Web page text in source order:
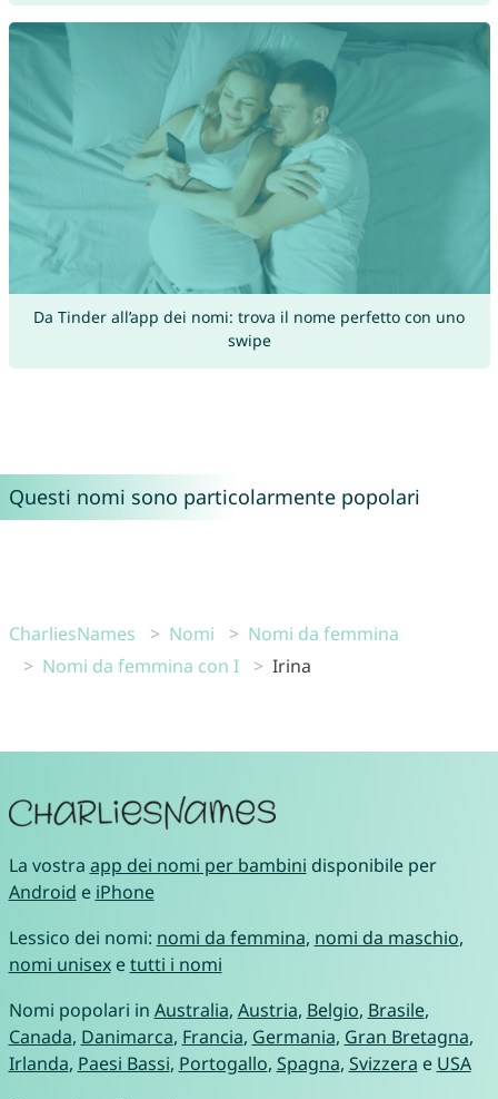
Da Tinder all’app dei nomi: trova il nome perfetto con uno
swipe
Questi nomi sono particolarmente popolari
CharliesNames Nomi
Nomi da femmina
Nomi da femmina con I
Irina
La vostra app dei nomi per bambini disponibile per
Android e iPhone
Lessico dei nomi: nomi da femmina, nomi da maschio,
nomi unisexetutti i nomi
Nomi popolari in Australia, Austria, Belgio, Brasile,
Canada, Danimarca, Francia, Germania, Gran Bretagna,
Irlanda, Paesi Bassi, Portogallo, Spagna, Svizzera e USA